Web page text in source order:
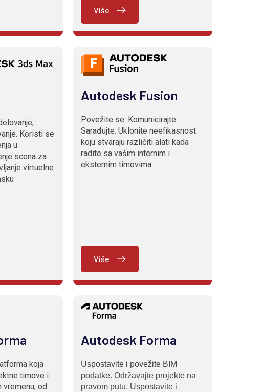
Više
Koristi se
u
scena za
virtuelne
Autodesk Fusion
Povežite se. Komunicirajte.
Sarađujte. Uklonite neefikasnost
koju stvaraju različiti alati kada
radite sa vašim internim i
eksternim timovima.
Više
koja
timove i
vremenu, od
Autodesk Forma
Uspostavite i povežite BIM
podatke. Održavajte projekte na
pravom putu. Uspostavite i